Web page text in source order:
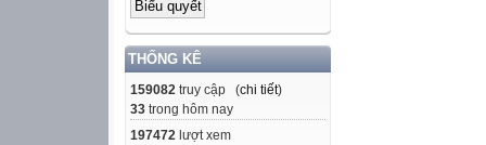
THỐNG KÊ
159082 truy cập (chi tiết)
33 trong hôm nay
197472 lượt xem